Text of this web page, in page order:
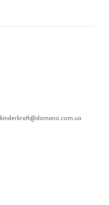
kinderkraft@domano.com.ua